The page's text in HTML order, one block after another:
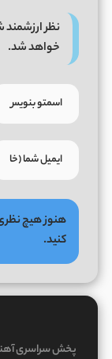
نظر
خواهد شد.
هنوز هیچ
کنید.
پخش سراسری